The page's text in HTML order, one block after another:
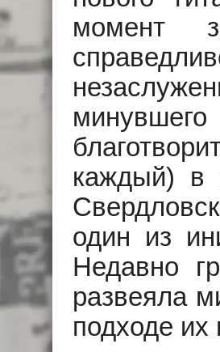
момент
каждый) в
один из
Недавно
развеяла
подходе